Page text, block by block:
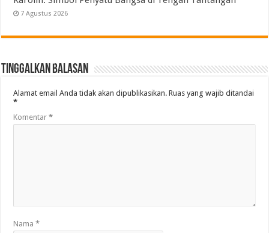
7 Agustus 2026
Tinggalkan Balasan
Alamat email Anda tidak akan dipublikasikan. Ruas yang wajib ditandai
*
Komentar*
Nama*